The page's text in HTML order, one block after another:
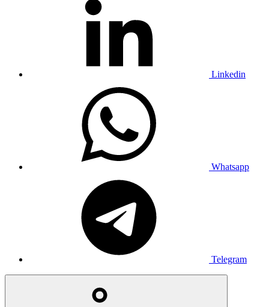
Linkedin
Whatsapp
Telegram